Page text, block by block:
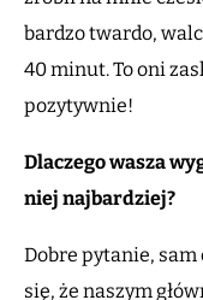
bardzo twardo,
40 minut. To oni
pozytywnie!
Dlaczego wasza
niej najbardziej?
Dobre pytanie, sam
się, że naszym